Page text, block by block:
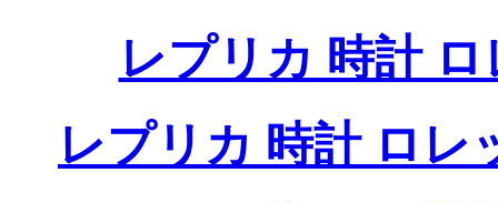
レプリカ 時計
レプリカ 時計 ロレ